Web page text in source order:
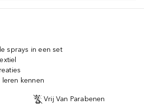
sprays in een set
kennen
Vrij Van Parabenen